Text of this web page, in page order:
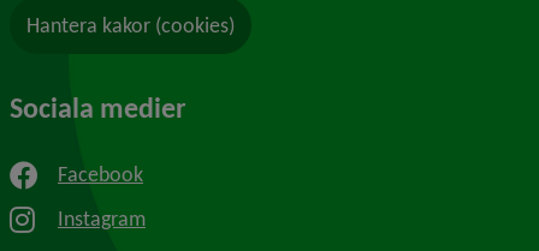
Hantera kakor (cookies)
Sociala medier
Facebook
Instagram